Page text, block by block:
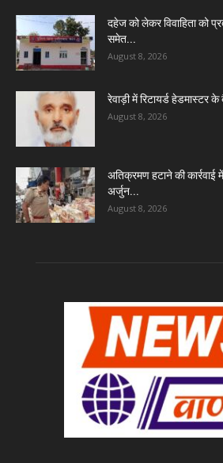
दहेज को लेकर विवाहिता को
समेत...
August 8, 2026
रेवाड़ी में रिटायर्ड हेडमास्टर
August 8, 2026
अतिक्रमण हटाने की
अर्जुन...
August 8, 2026